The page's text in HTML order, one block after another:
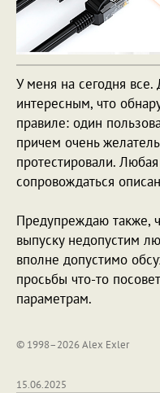
У меня на сегодня
интересным, что
правиле: один
причем очень
протестировали.
сопровождаться
Предупреждаю также,
выпуску недопустим
вполне допустимо
просьбы что-то
параметрам.
© 1998–2026 Alex Exler
15.06.2025